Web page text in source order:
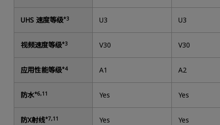
UHS 速度等级*3 U3 U3
视频速度等级*3 V30 V30
应用性能等级*4 A1 A2
防水*6,11 Yes Yes
防X射线*7,11 Yes Yes